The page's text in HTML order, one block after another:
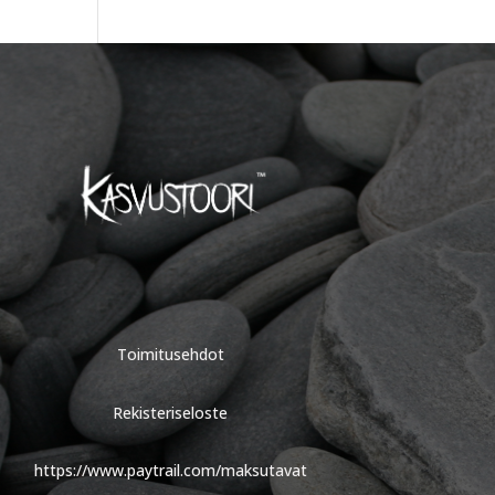
Toimitusehdot
Rekisteriseloste
https://www.paytrail.com/maksutavat